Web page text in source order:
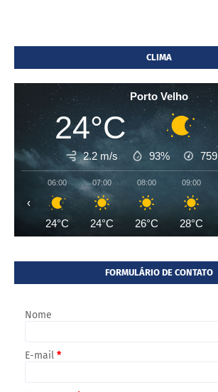
CLIMA
Porto Velho
24°C
2.2 m/s 93% 759
06:00
24°C
07:00
24°C
08:00
26°C
09:00
28°C
‹
FORMULÁRIO DE CONTATO
Nome
E-mail *